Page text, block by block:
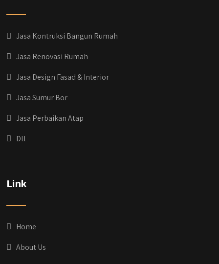
Jasa Kontruksi Bangun Rumah
Jasa Renovasi Rumah
Jasa Design Fasad & Interior
Jasa Sumur Bor
Jasa Perbaikan Atap
Dll
Link
Home
About Us